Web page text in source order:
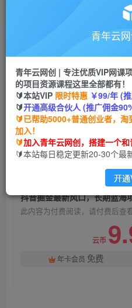
搭建同款网站，自己当老板
首页 创业课程 会员免费 正文
抖音掘金最新风口，长
（附实操案例）【揭秘】
青年云网创
2年前发布
此内容为付费阅读，请付费后查
云币
年卡会员 免费
青年云
青年云网创 | 专注优质VIP网课
的项目资源课程这里全部都有！
🔰本站VIP 限时特惠 ￥99/年 (
🔰开通高级合伙人 (推广佣金
🔰已帮助5000+普通创业者，
加入！
🔰加入青年云网创，搭建一个
🔰本站每日稳定更新20-30个最
开通